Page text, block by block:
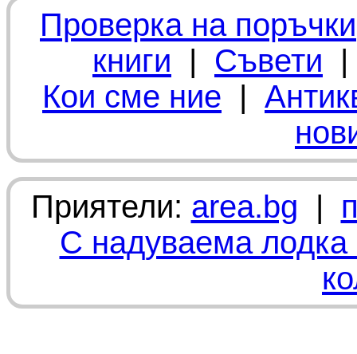
Проверка на поръчки
книги | Съвети
Кои сме ние |
Приятели: area.bg |
С надуваема лодка